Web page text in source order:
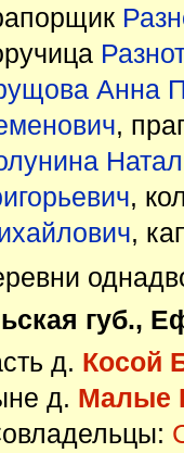
Анна
,
,
,
губ.,
д. Косой
д. Малые